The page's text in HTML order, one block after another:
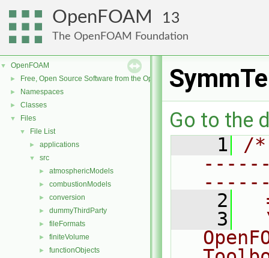
OpenFOAM 13
The OpenFOAM Foundation
▼ OpenFOAM
► Free, Open Source Software from the OpenFOAM Foundation
► Namespaces
► Classes
▼ Files
▼ File List
► applications
▼ src
► atmosphericModels
► combustionModels
► conversion
► dummyThirdParty
► fileFormats
► finiteVolume
► functionObjects
Go to the
    1
/
    2
    3